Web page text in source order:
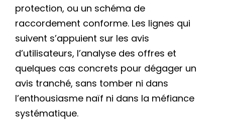
protection, ou un schéma de
raccordement conforme. Les lignes qui
suivent s’appuient sur les avis
d’utilisateurs, l’analyse des offres et
quelques cas concrets pour dégager un
avis tranché, sans tomber ni dans
l’enthousiasme naïf ni dans la méfiance
systématique.